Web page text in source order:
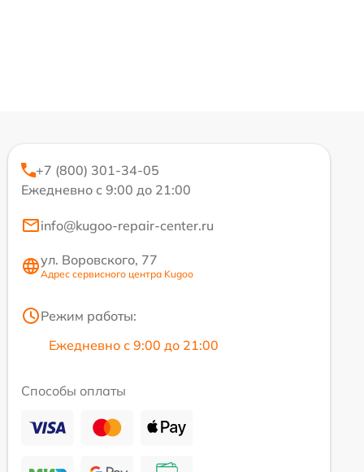
+7 (800) 301-34-05
Ежедневно с 9:00 до 21:00
info@kugoo-repair-center.ru
ул. Воровского, 77
Адрес сервисного центра Kugoo
Режим работы:
Ежедневно с 9:00 до 21:00
Способы оплаты